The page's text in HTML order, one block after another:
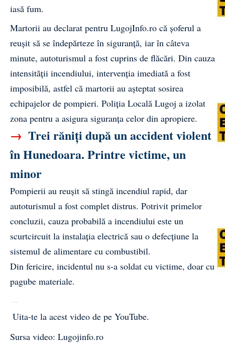
iasă fum.
Martorii au declarat pentru LugojInfo.ro că șoferul a
reușit să se îndepărteze în siguranță, iar în câteva
minute, autoturismul a fost cuprins de flăcări. Din cauza
intensității incendiului, intervenția imediată a fost
imposibilă, astfel că martorii au așteptat sosirea
echipajelor de pompieri. Poliția Locală Lugoj a izolat
zona pentru a asigura siguranța celor din apropiere.
→ Trei răniți după un accident violent
în Hunedoara. Printre victime, un
minor
Pompierii au reușit să stingă incendiul rapid, dar
autoturismul a fost complet distrus. Potrivit primelor
concluzii, cauza probabilă a incendiului este un
scurtcircuit la instalația electrică sau o defecțiune la
sistemul de alimentare cu combustibil.
Din fericire, incidentul nu s-a soldat cu victime, doar cu
pagube materiale.
Uita-te la acest video de pe YouTube.
Sursa video: Lugojinfo.ro